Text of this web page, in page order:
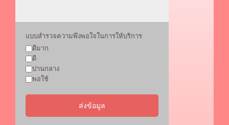
แบบสำรวจความพึงพอใจในการให้บริการ
ดีมาก
ดี
ปานกลาง
พอใช้
ส่งข้อมูล